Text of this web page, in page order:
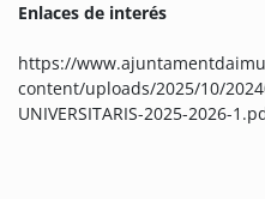
Enlaces de interés
https://
content/uploads/2025/10/
UNIVERSITARIS-2025-2026-